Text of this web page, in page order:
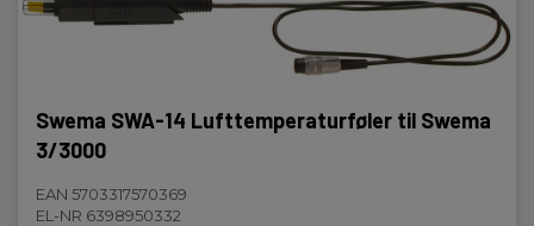
Swema SWA-14 Lufttemperaturføler til Swema
3/3000
EAN 5703317570369
EL-NR 6398950332